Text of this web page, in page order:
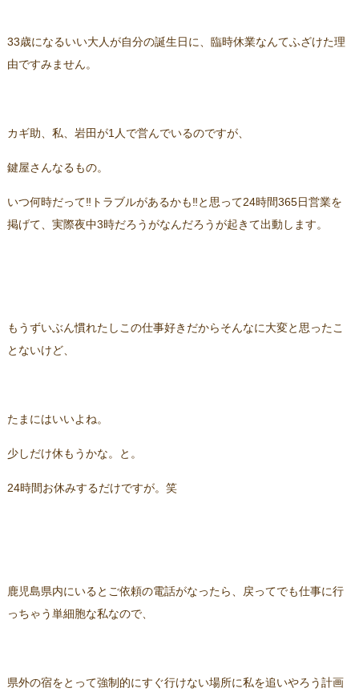
33歳になるいい大人が自分の誕生日に、臨時休業なんてふざけた理
由ですみません。
カギ助、私、岩田が1人で営んでいるのですが、
鍵屋さんなるもの。
いつ何時だって‼トラブルがあるかも‼と思って24時間365日営業を
掲げて、実際夜中3時だろうがなんだろうが起きて出動します。
もうずいぶん慣れたしこの仕事好きだからそんなに大変と思ったこ
とないけど、
たまにはいいよね。
少しだけ休もうかな。と。
24時間お休みするだけですが。笑
鹿児島県内にいるとご依頼の電話がなったら、戻ってでも仕事に行
っちゃう単細胞な私なので、
県外の宿をとって強制的にすぐ行けない場所に私を追いやろう計画